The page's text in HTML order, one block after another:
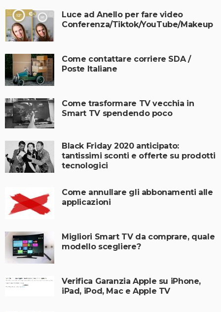
Luce ad Anello per fare video
Conferenza/Tiktok/YouTube/Makeup
Come contattare corriere SDA /
Poste Italiane
Come trasformare TV vecchia in
Smart TV spendendo poco
Black Friday 2020 anticipato:
tantissimi sconti e offerte su prodotti
tecnologici
Come annullare gli abbonamenti alle
applicazioni
Migliori Smart TV da comprare, quale
modello scegliere?
Verifica Garanzia Apple su iPhone,
iPad, iPod, Mac e Apple TV